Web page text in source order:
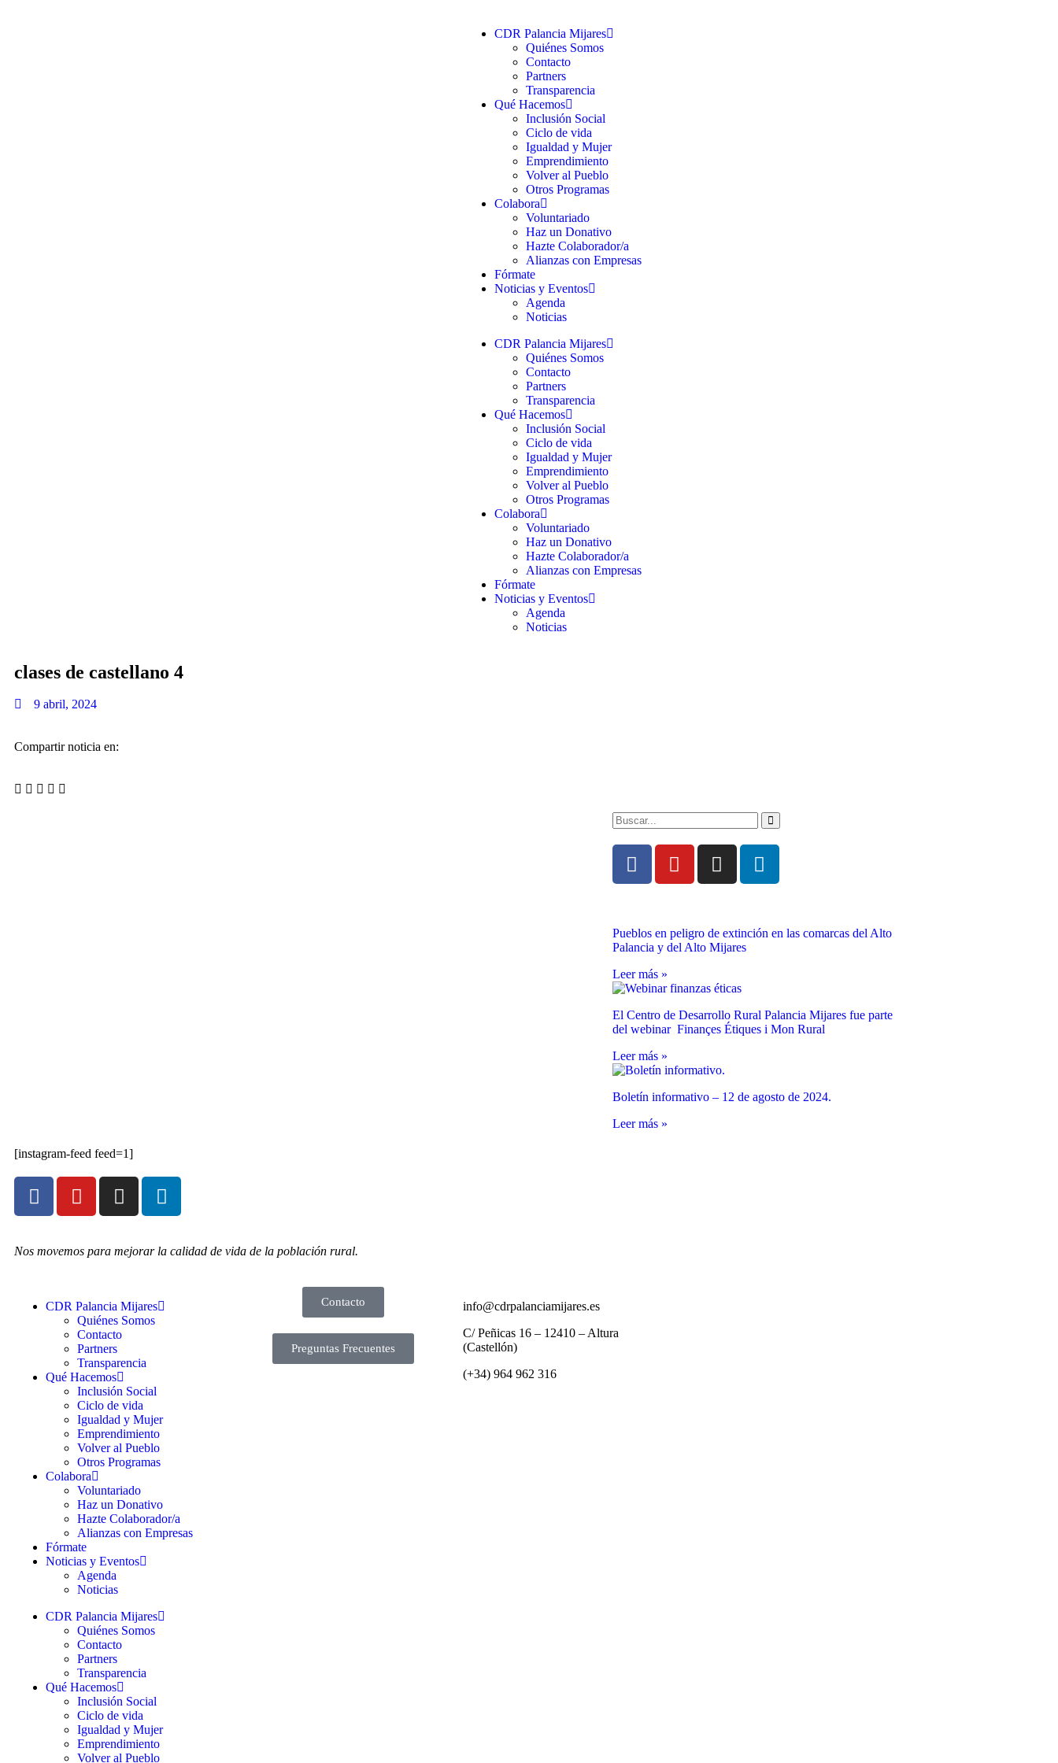
CDR Palancia Mijares
Quiénes Somos
Contacto
Partners
Transparencia
Qué Hacemos
Inclusión Social
Ciclo de vida
Igualdad y Mujer
Emprendimiento
Volver al Pueblo
Otros Programas
Colabora
Voluntariado
Haz un Donativo
Hazte Colaborador/a
Alianzas con Empresas
Fórmate
Noticias y Eventos
Agenda
Noticias
CDR Palancia Mijares
Quiénes Somos
Contacto
Partners
Transparencia
Qué Hacemos
Inclusión Social
Ciclo de vida
Igualdad y Mujer
Emprendimiento
Volver al Pueblo
Otros Programas
Colabora
Voluntariado
Haz un Donativo
Hazte Colaborador/a
Alianzas con Empresas
Fórmate
Noticias y Eventos
Agenda
Noticias
clases de castellano 4
9 abril, 2024
Compartir noticia en:
Pueblos en peligro de extinción en las comarcas del Alto
Palancia y del Alto Mijares
Leer más »
El Centro de Desarrollo Rural Palancia Mijares fue parte
del webinar Finançes Étiques i Mon Rural
Leer más »
Boletín informativo – 12 de agosto de 2024.
Leer más »
[instagram-feed feed=1]
Nos movemos para mejorar la calidad de vida de la población rural.
CDR Palancia Mijares
Quiénes Somos
Contacto
Partners
Transparencia
Qué Hacemos
Inclusión Social
Ciclo de vida
Igualdad y Mujer
Emprendimiento
Volver al Pueblo
Otros Programas
Colabora
Voluntariado
Haz un Donativo
Hazte Colaborador/a
Alianzas con Empresas
Fórmate
Noticias y Eventos
Agenda
Noticias
CDR Palancia Mijares
Quiénes Somos
Contacto
Partners
Transparencia
Qué Hacemos
Inclusión Social
Ciclo de vida
Igualdad y Mujer
Emprendimiento
Volver al Pueblo
Contacto
Preguntas Frecuentes
info@cdrpalanciamijares.es
C/ Peñicas 16 – 12410 – Altura
(Castellón)
(+34) 964 962 316